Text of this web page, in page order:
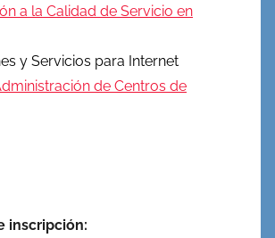
a la Calidad de Servicio en
y Servicios para Internet
de Centros de
inscripción: